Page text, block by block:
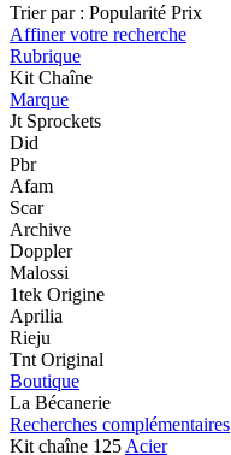
Trier par : Popularité Prix
Affiner votre recherche
Rubrique
Kit Chaîne
Marque
Jt Sprockets
Did
Pbr
Afam
Scar
Archive
Doppler
Malossi
1tek Origine
Aprilia
Rieju
Tnt Original
Boutique
La Bécanerie
Recherches complémentaires
Kit chaîne 125 Acier